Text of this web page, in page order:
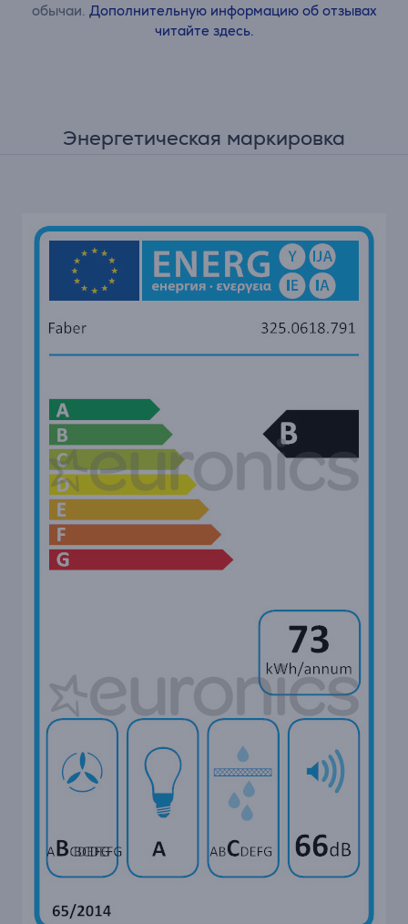
обычаи. Дополнительную информацию об отзывах
читайте здесь.
Энергетическая маркировка